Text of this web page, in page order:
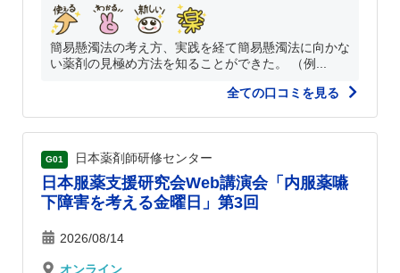
簡易懸濁法の考え方、実践を経て簡易懸濁法に向かな
い薬剤の見極め方法を知ることができた。 （例...
全ての口コミを見る
G01 日本薬剤師研修センター
日本服薬支援研究会Web講演会「内服薬嚥
下障害を考える金曜日」第3回
2026/08/14
オンライン